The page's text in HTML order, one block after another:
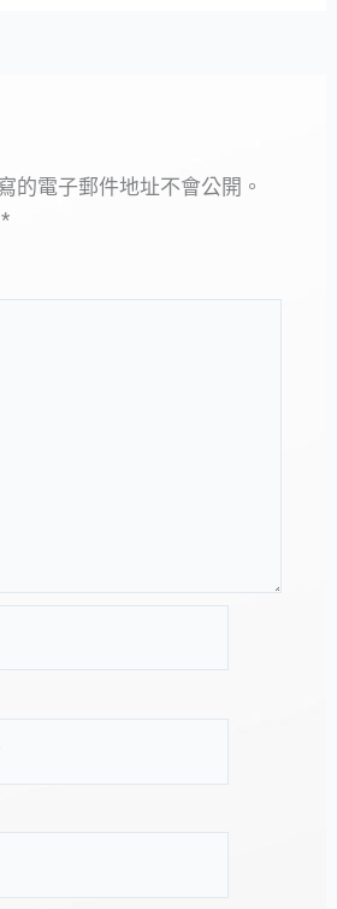
的電子郵件地址不會公開。
*